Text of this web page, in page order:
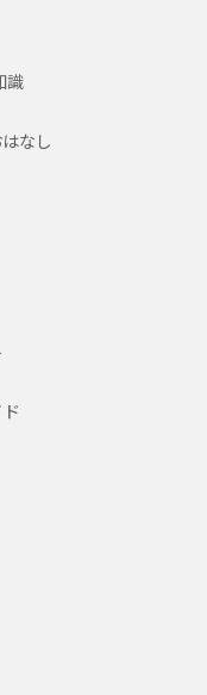
識
なし